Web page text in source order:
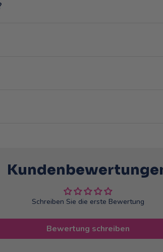
Schreiben Sie die erste Bewertung
Bewertung schreiben